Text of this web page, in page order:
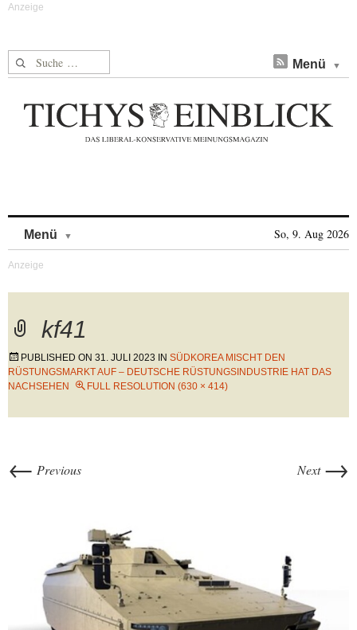
Suche nach: Menü
Menü So, 9. Aug 2026
kf41
PUBLISHED ON 31. JULI 2023 IN SÜDKOREA MISCHT DEN
RÜSTUNGSMARKT AUF – DEUTSCHE RÜSTUNGSINDUSTRIE HAT DAS
NACHSEHEN
FULL RESOLUTION (630 × 414)
← Previous Next →